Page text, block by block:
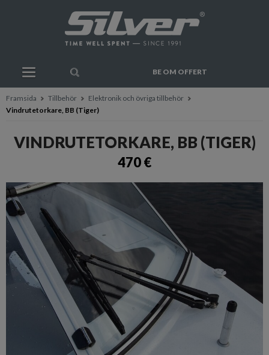
BE OM OFFERT
Framsida Tillbehör
Elektronik och övriga tillbehör
Vindrutetorkare, BB (Tiger)
VINDRUTETORKARE, BB (TIGER)
470 €